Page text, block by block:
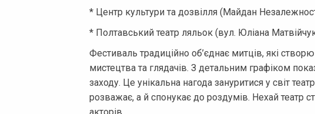
* Центр культури та дозвілля (Майдан
* Полтавський театр ляльок (вул. Юліана
Фестиваль традиційно об’єднає митців, які
мистецтва та глядачів. З детальним графіком
заходу. Це унікальна нагода зануритися у світ
розважає, а й спонукає до роздумів. Нехай театр